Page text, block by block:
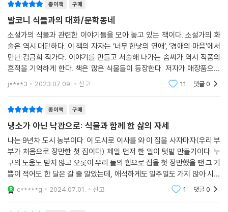
한 경험을 쌓아온 독자에게는 지극한 공감을 안겨준다.
『식물적 낙관』에 수록된 일러스트는 경북 상주로 귀촌해 자연이 지닌 안전
한 색감을 포착해온 일러스트레이터 라킷키(Lakitki)의 작품이다. 그의 그
림은 식물 본연의 편안한 모습에서 인간의 마음의 안녕에 대한 가능성을
발견하는 김금희의 글과 어우러져 이 책에 더욱 건강한 기운을 불어넣어준
다. 펼치는 페이지마다 숨이 트이고 마음이 넓어지는 듯한 환한 풍경이 담
어줄 것이다.
◆
『식물적 낙관』은 가드닝에 관한 안내서는 아니다. 일상의 다양한 주제를
담은 여느 형식의 산문집도 아니다. 하지만 어떤 산문 작업을 할 때보다 자
유롭게 썼다는 생각이 든다. 식물에 대해 말하려 하자 마음은 더 쉽게 열렸
고 소설 속 인물 뒤에 숨어 있던, 사실은 내 것이었던 기억들이 잎맥처럼 그
종이책 구매
발코니 식들과의 대화/문학동네
소설가의 식물과 관련한 이야기들을 모아 놓고 있는 책이다. 소설가의 화
술은 역시 대단하다. 이 책의 자자는 ‘너무 한낮의 연애’, ‘경애의 마음’에서
만난 김금희 작가다. 이야기를 만들고 서술해 나가는 솜씨가 역시 작품의
흔적을 기억하게 한다. 책은 많은 식물들이 등장한다. 저자가 애장품으로
간직하고 있는 식물들이다. 그들이 스스로 자생적으로 관계를 맺으면서 살
아가는
j****3 2023.07.09. 신고 11 댓글0
종이책 구매
냉소가 아닌 낙관으로: 식물과 함께 한 삶의 자세
나는 9년차 도시 농부이다. 이 도시로 이사를 와 이 집을 사자마자(우리 부
부가 처음으로 장만한 첫 집이다) 제일 먼저 한 일이 텃밭 만들기이다. 누
구의 도움도 받지 않고 오롯이 우리 둘의 힘으로 집을 첫 장만했을 땐 그 기
쁨이 적어도 한 달은 갈 줄 알았는데, 애석하게도 일주일도 가지 않아 시시
해지고 말았다. 당황스러운 감정과 더불어 이 집에 애착을 가질 수 있는 무
어라도 해
c*****g 2024.07.01. 신고 1 댓글0